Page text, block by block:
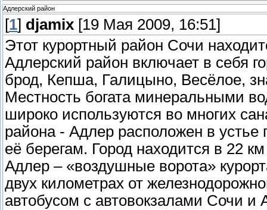
Адлерский район
[1] djamix [19 Мая 2009, 16:51]
Этот курортный район Сочи
Адлерский район включает в себя
брод, Кепша, Галицыно, Весёлое,
Местность богата минеральными
широко используются во многих
района - Адлер расположен в
её берегам. Город находится в 22
Адлер – «воздушные ворота»
двух километрах от
автобусом с автовокзалами Сочи и